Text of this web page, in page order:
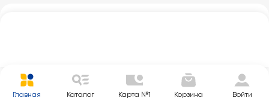
Главная Каталог Карта №1 Корзина Войти